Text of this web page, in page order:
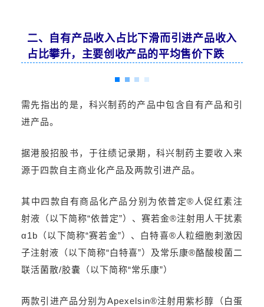
二、自有产品收入占比下滑而引进产品收入
占比攀升，主要创收产品的平均售价下跌
需先指出的是，科兴制药的产品中包含自有产品和引
进产品。
据港股招股书，于往绩记录期，科兴制药主要收入来
源于四款自主商业化产品及两款引进产品。
其中四款自有商品化产品分别为依普定®人促红素注
射液（以下简称“依普定”）、赛若金®注射用人干扰素
α1b（以下简称“赛若金”）、白特喜®人粒细胞刺激因
子注射液（以下简称“白特喜”）及常乐康®酪酸梭菌二
联活菌散/胶囊（以下简称“常乐康”）
两款引进产品分别为Apexelsin®注射用紫杉醇（白蛋